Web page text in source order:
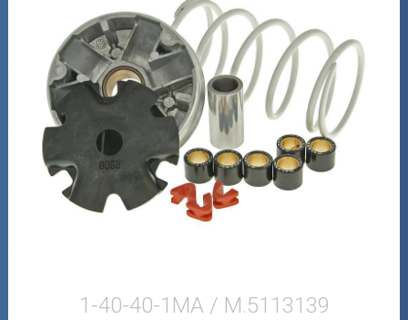
Variaattorit
Vetolaipat
Crossipyörän osat
Moottoripyörän osat
1-40-40-1MA / M.5113139